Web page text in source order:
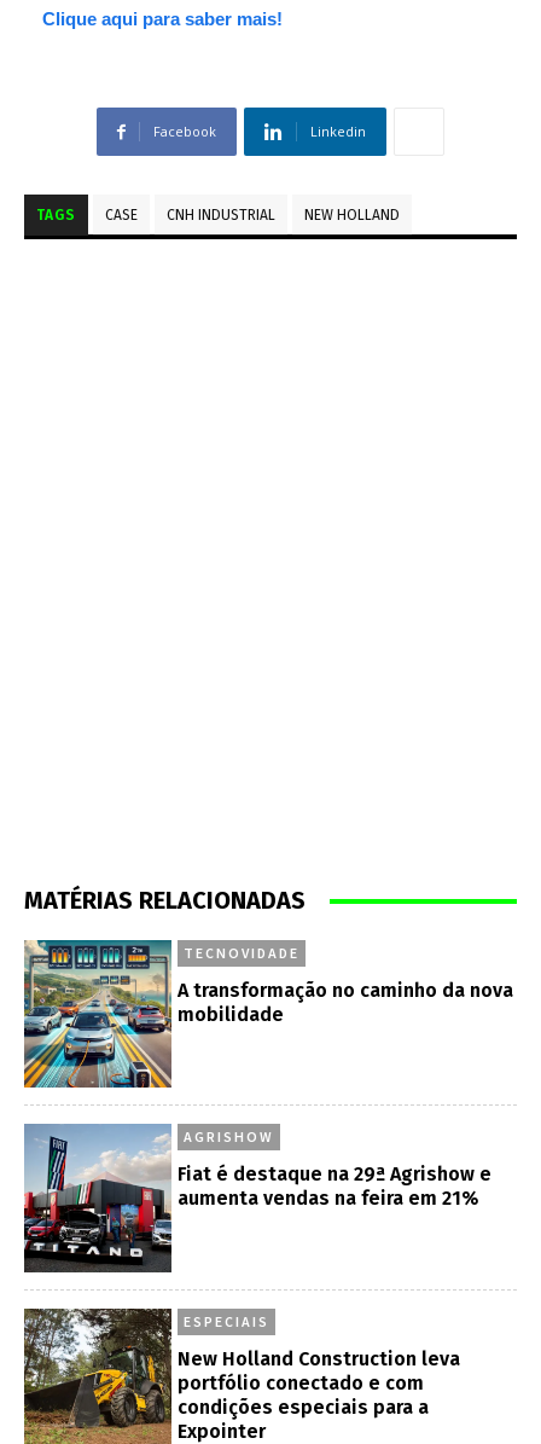
Clique aqui para saber mais!
Facebook Linkedin
TAGS CASE CNH INDUSTRIAL NEW HOLLAND
MATÉRIAS RELACIONADAS
TECNOVIDADE
A transformação no caminho da nova
mobilidade
AGRISHOW
Fiat é destaque na 29ª Agrishow e
aumenta vendas na feira em 21%
ESPECIAIS
New Holland Construction leva
portfólio conectado e com
condições especiais para a
Expointer